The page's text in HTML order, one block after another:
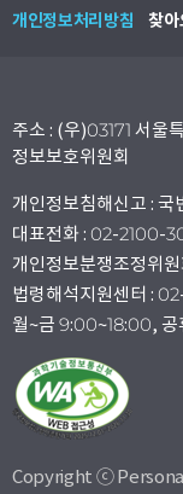
개인정보처리방침 찾아
주소 : (우)03171 서울
정보보호위원회
개인정보침해신고 : 국
대표전화 : 02-2100-
개인정보분쟁조정위
법령해석지원센터 :
월~금 9:00~18:00, 공
Copyright ⓒ